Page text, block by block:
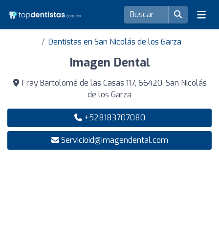
Dentistas en San Nicolás de los Garza
Imagen Dental
Fray Bartolomé de las Casas 117, 66420, San Nicolás
de los Garza
+528183707080
Servicioid@imagendental.com